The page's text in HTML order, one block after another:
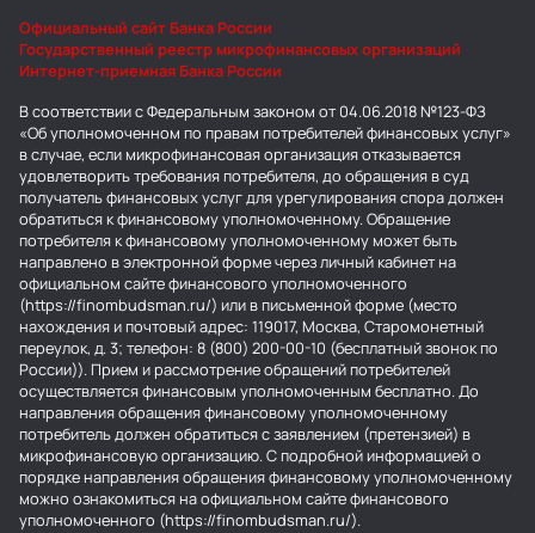
Официальный сайт Банка России
Государственный реестр микрофинансовых организаций
Интернет-приемная Банка России
В соответствии с Федеральным законом от 04.06.2018 №123-ФЗ
«Об уполномоченном по правам потребителей финансовых услуг»
в случае, если микрофинансовая организация отказывается
удовлетворить требования потребителя, до обращения в суд
получатель финансовых услуг для урегулирования спора должен
обратиться к финансовому уполномоченному. Обращение
потребителя к финансовому уполномоченному может быть
направлено в электронной форме через личный кабинет на
официальном сайте финансового уполномоченного
(https://finombudsman.ru/) или в письменной форме (место
нахождения и почтовый адрес: 119017, Москва, Старомонетный
переулок, д. 3; телефон: 8 (800) 200-00-10 (бесплатный звонок по
России)). Прием и рассмотрение обращений потребителей
осуществляется финансовым уполномоченным бесплатно. До
направления обращения финансовому уполномоченному
потребитель должен обратиться с заявлением (претензией) в
микрофинансовую организацию. С подробной информацией о
порядке направления обращения финансовому уполномоченному
можно ознакомиться на официальном сайте финансового
уполномоченного (https://finombudsman.ru/).